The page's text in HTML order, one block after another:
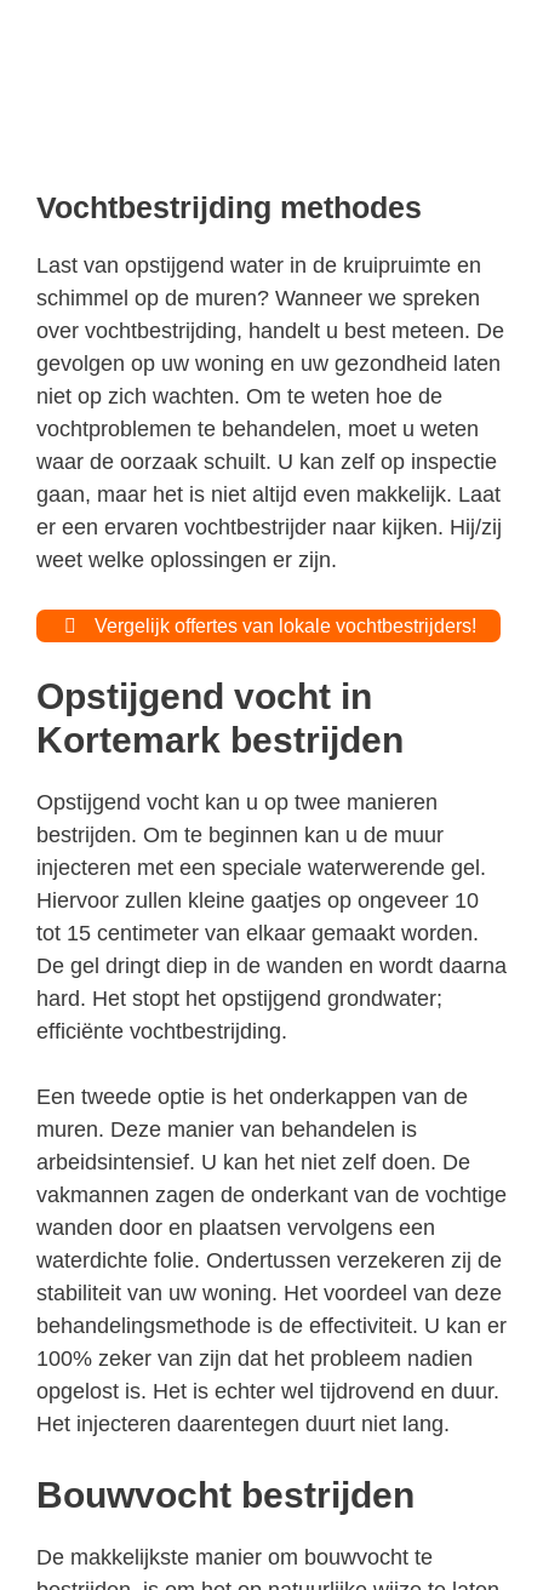
Vochtbestrijding methodes
Last van opstijgend water in de kruipruimte en
schimmel op de muren? Wanneer we spreken
over vochtbestrijding, handelt u best meteen. De
gevolgen op uw woning en uw gezondheid laten
niet op zich wachten. Om te weten hoe de
vochtproblemen te behandelen, moet u weten
waar de oorzaak schuilt. U kan zelf op inspectie
gaan, maar het is niet altijd even makkelijk. Laat
er een ervaren vochtbestrijder naar kijken. Hij/zij
weet welke oplossingen er zijn.
Vergelijk offertes van lokale vochtbestrijders!
Opstijgend vocht in
Kortemark bestrijden
Opstijgend vocht kan u op twee manieren
bestrijden. Om te beginnen kan u de muur
injecteren met een speciale waterwerende gel.
Hiervoor zullen kleine gaatjes op ongeveer 10
tot 15 centimeter van elkaar gemaakt worden.
De gel dringt diep in de wanden en wordt daarna
hard. Het stopt het opstijgend grondwater;
efficiënte vochtbestrijding.
Een tweede optie is het onderkappen van de
muren. Deze manier van behandelen is
arbeidsintensief. U kan het niet zelf doen. De
vakmannen zagen de onderkant van de vochtige
wanden door en plaatsen vervolgens een
waterdichte folie. Ondertussen verzekeren zij de
stabiliteit van uw woning. Het voordeel van deze
behandelingsmethode is de effectiviteit. U kan er
100% zeker van zijn dat het probleem nadien
opgelost is. Het is echter wel tijdrovend en duur.
Het injecteren daarentegen duurt niet lang.
Bouwvocht bestrijden
De makkelijkste manier om bouwvocht te